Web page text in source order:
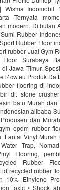
Wisma Indomobil
Ternyata
modern. Di bulan
Rubber
Rubber Floor
rubber Jual Gym
Surabaya
Jawa Timur.
l4cw.eu Produk
flooring di
di. stone
batu Murah
dan
epdm rubber
Lantai Vinyl Murah
Trap,
Flooring,
Rubber
id recycled rubber
10% Ethylene
toxic • Shock